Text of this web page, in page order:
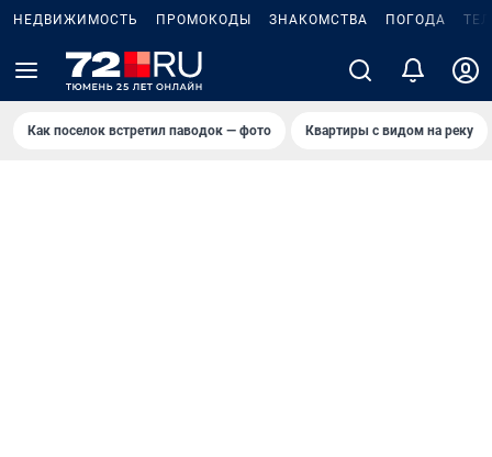
НЕДВИЖИМОСТЬ ПРОМОКОДЫ ЗНАКОМСТВА ПОГОДА
Как поселок встретил паводок — фото Квартиры с видом на реку